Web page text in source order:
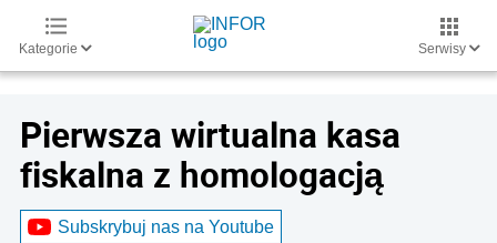
Kategorie Serwisy
Pierwsza wirtualna kasa
fiskalna z homologacją
Subskrybuj nas na Youtube